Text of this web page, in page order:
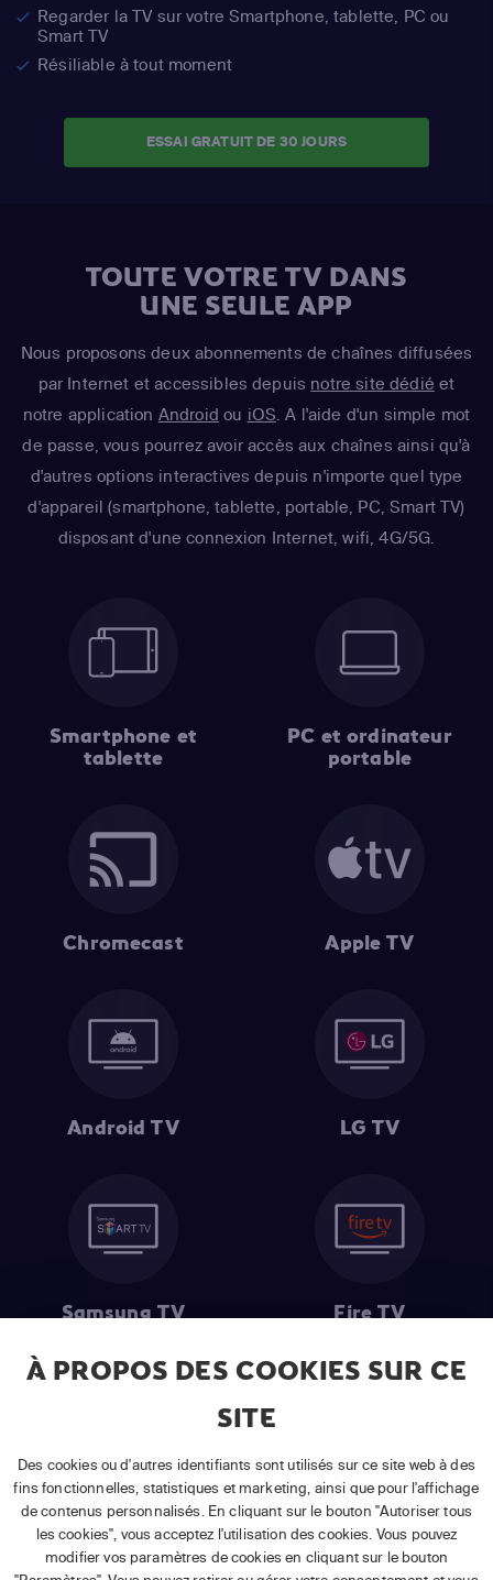
À PROPOS DES COOKIES SUR CE
SITE
Des cookies ou d'autres identifiants sont utilisés sur ce site web à des
fins fonctionnelles, statistiques et marketing, ainsi que pour l'affichage
de contenus personnalisés. En cliquant sur le bouton "Autoriser tous
les cookies", vous acceptez l'utilisation des cookies. Vous pouvez
modifier vos paramètres de cookies en cliquant sur le bouton
Regarder la TV sur votre Smartphone, tablette, PC ou
Smart TV
Résiliable à tout moment
ESSAI GRATUIT DE 30 JOURS
TOUTE VOTRE TV DANS
UNE SEULE APP
Nous proposons deux abonnements de chaînes diffusées
par Internet et accessibles depuis notre site dédié et
notre application Android ou iOS . A l'aide d'un simple mot
de passe, vous pourrez avoir accès aux chaînes ainsi qu'à
d'autres options interactives depuis n'importe quel type
d'appareil (smartphone, tablette, portable, PC, Smart TV)
disposant d'une connexion Internet, wifi, 4G/5G.
Smartphone et
tablette
PC et ordinateur
portable
Chromecast Apple TV
Android TV LG TV
Samsung TV Fire TV
souscription à un abonnement APP TV Basic.
(2) Prix de l'abonnement : TVA comprise, hors promotion, hors frais
uniques d'activation, hors frais de matériel et hors frais d'installation.
(3) Restart & Replay:Voir toutes les chaînes disposant de cette
fonctionnalité.